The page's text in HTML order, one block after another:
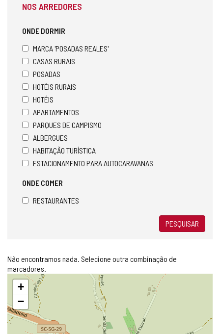
NOS ARREDORES
ONDE DORMIR
MARCA 'POSADAS REALES'
CASAS RURAIS
POSADAS
HOTÉIS RURAIS
HOTÉIS
APARTAMENTOS
PARQUES DE CAMPISMO
ALBERGUES
HABITAÇÃO TURÍSTICA
ESTACIONAMENTO PARA AUTOCARAVANAS
ONDE COMER
RESTAURANTES
PESQUISAR
Não encontramos nada. Selecione outra combinação de
marcadores.
Pular
mapa
+
−